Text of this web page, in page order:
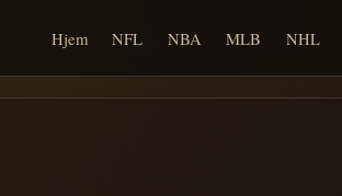
Hjem NFL NBA MLB NHL